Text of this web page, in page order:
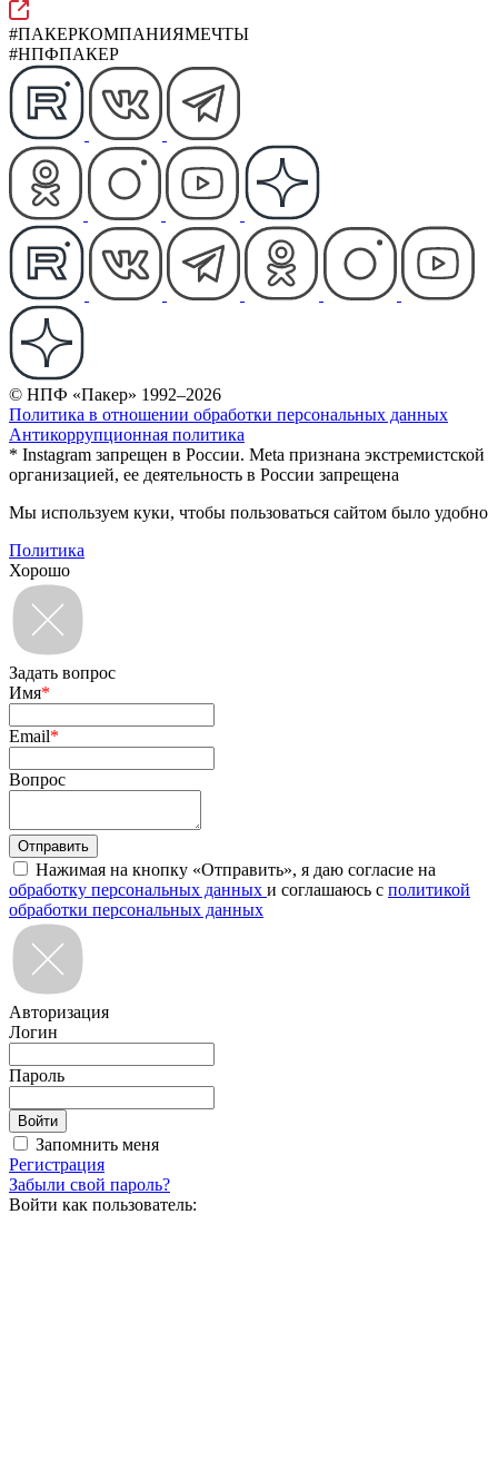
#ПАКЕРКОМПАНИЯМЕЧТЫ
#НПФПАКЕР
© НПФ «Пакер» 1992–2026
Политика в отношении обработки персональных данных
Антикоррупционная политика
* Instagram запрещен в России. Meta признана экстремистской
организацией, ее деятельность в России запрещена
Мы используем куки, чтобы пользоваться сайтом было удобно
Политика
Хорошо
Задать вопрос
Имя*
Email*
Вопрос
Нажимая на кнопку «Отправить», я даю согласие на
обработку персональных данных и соглашаюсь с политикой
обработки персональных данных
Авторизация
Логин
Пароль
Запомнить меня
Регистрация
Забыли свой пароль?
Войти как пользователь: